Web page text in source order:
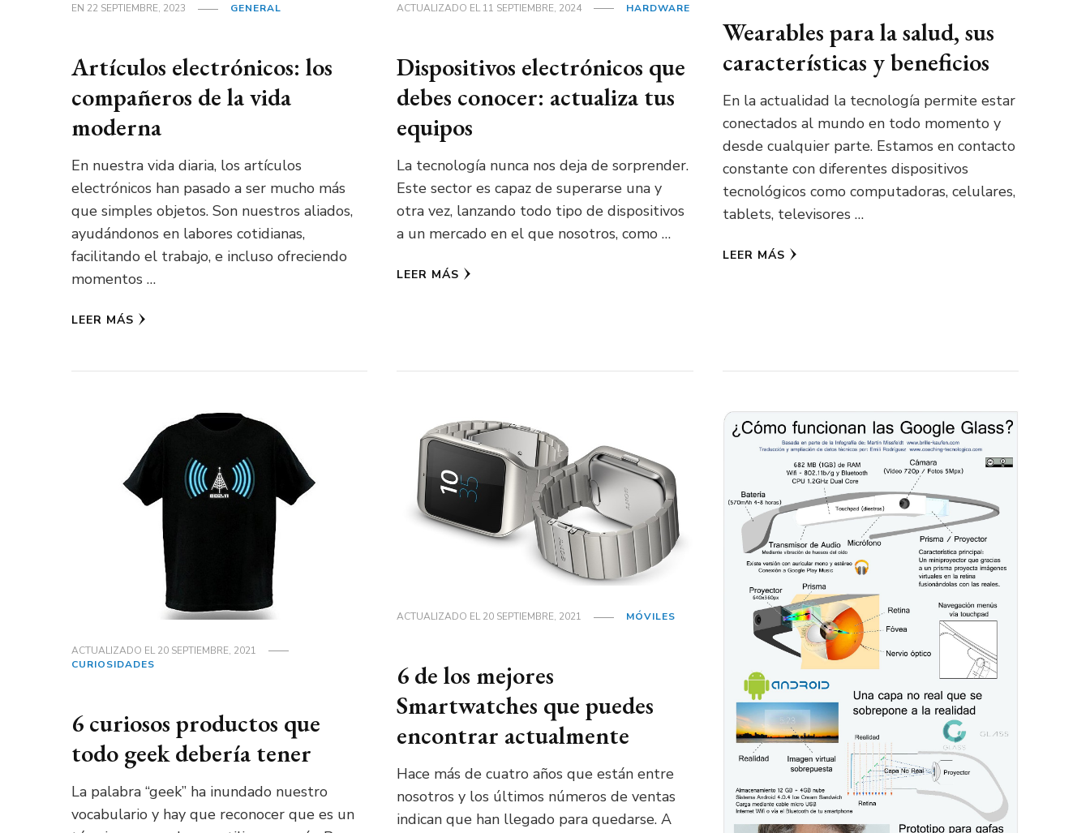
EN 22 SEPTIEMBRE, 2023 GENERAL
Artículos electrónicos: los
compañeros de la vida
moderna
En nuestra vida diaria, los artículos
electrónicos han pasado a ser mucho más
que simples objetos. Son nuestros aliados,
ayudándonos en labores cotidianas,
facilitando el trabajo, e incluso ofreciendo
momentos …
LEER MÁS
ACTUALIZADO EL11 SEPTIEMBRE, 2024 HARDWARE
Dispositivos electrónicos que
debes conocer: actualiza tus
equipos
La tecnología nunca nos deja de sorprender.
Este sector es capaz de superarse una y
otra vez, lanzando todo tipo de dispositivos
a un mercado en el que nosotros, como …
LEER MÁS
Wearables para la salud, sus
características y beneficios
En la actualidad la tecnología permite estar
conectados al mundo en todo momento y
desde cualquier parte. Estamos en contacto
constante con diferentes dispositivos
tecnológicos como computadoras, celulares,
tablets, televisores …
LEER MÁS
ACTUALIZADO EL20 SEPTIEMBRE, 2021
CURIOSIDADES
6 curiosos productos que
todo geek debería tener
La palabra “geek” ha inundado nuestro
vocabulario y hay que reconocer que es un
ACTUALIZADO EL20 SEPTIEMBRE, 2021 MÓVILES
6 de los mejores
Smartwatches que puedes
encontrar actualmente
Hace más de cuatro años que están entre
nosotros y los últimos números de ventas
indican que han llegado para quedarse. A